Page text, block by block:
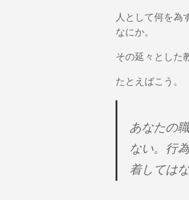
人として何を為
なにか。
その延々とした
たとえばこう。
あなたの
ない。行
着しては